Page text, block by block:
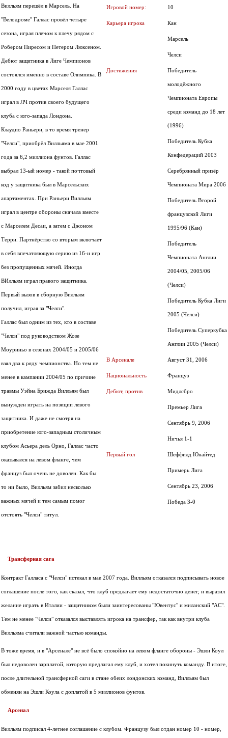
Вилльям перешёл в Марсель. На
"Велодроме" Галлас провёл четыре
сезона, играя плечом к плечу рядом с
Робером Пиресом и Петером Люксеном.
Дебют защитника в Лиге Чемпионов
состоялся именно в составе Олимпика. В
2000 году в цветах Марселя Галлас
играл в ЛЧ против своего будущего
клуба с юго-запада Лондона.
Игровой номер: 10
Карьера игрока Кан
Марсель
Челси
Достижения Победитель
молодёжного
Чемпионата Европы
среди команд до 18 лет
(1996)
Победитель Кубка
Конфедераций 2003
Серебрянный призёр
Чемпионата Мира 2006
Победитель Второй
французской Лиги
1995/96 (Кан)
Победитель
Чемпионата Англии
2004/05, 2005/06
(Челси)
Победитель Кубка Лиги
2005 (Челси)
Победитель Суперкубка
Англии 2005 (Челси)
В Арсенале Август 31, 2006
Национальность Француз
Дебют, против Мидлсбро
Премьер Лига
Сентябрь 9, 2006
Ничья 1-1
Первый гол Шеффилд Юнайтед
Примерь Лига
Сентябрь 23, 2006
Победа 3-0
Клаудио Раньери, в то время тренер
"Челси", приобрёл Вилльяма в мае 2001
года за 6,2 миллиона фунтов. Галлас
выбрал 13-ый номер - такой почтовый
код у защитника был в Марсельских
апартаментах. При Раньери Вилльям
играл в центре обороны сначала вместе
с Марселем Десаи, а затем с Джоном
Терри. Партнёрство со вторым включает
в себя впечатляющую серию из 16-и игр
без пропущенных мячей. Иногда
ВИлльям играл правого защитника.
Первый вызов в сборную Вилльям
получил, играя за "Челси".
Галлас был одним из тех, кто в составе
"Челси" под руководством Жозе
Моуриньо в сезонах 2004/05 и 2005/06
взял два к ряду чемпионства. Но тем не
менее в кампании 2004/05 по причине
травмы Уэйна Брижда Вилльям был
вынужден играть на позиции левого
защитника. И даже не смотря на
приобретение юго-западным столичным
клубом Асьера дель Орно, Галлас часто
оказывался на левом фланге, чем
француз был очень не доволен. Как бы
то ни было, Вилльям забил несколько
важных мячей и тем самым помог
отстоять "Челси" титул.
Трансферная сага
Контракт Галласа с "Челси" истекал в мае 2007 года. Вилльям отказался подписывать новое
соглашение после того, как сказал, что клуб предлагает ему недостаточно денег, и выразил
желание играть в Италии - защитником были заинтересованы "Ювентус" и миланский "AC".
Тем не менее "Челси" отказался выставлять игрока на трансфер, так как внутри клуба
Вилльяма считали важной частью команды.
В тоже время, и в "Арсенале" не всё было спокойно на левом фланге обороны - Эшли Коул
был недоволен зарплатой, которую предлагал ему клуб, и хотел покинуть команду. В итоге,
после длительной трансферной саги в стане обеих лондонских команд, Вилльям был
обменян на Эшли Коула с доплатой в 5 миллионов фунтов.
Арсенал
Вилльям подписал 4-летнее соглашение с клубом. Французу был отдан номер 10 - номер,